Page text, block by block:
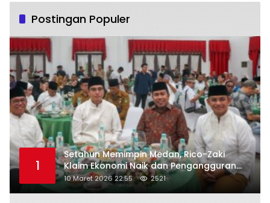
Postingan Populer
1
Setahun Memimpin Medan, Rico-Zaki
Klaim Ekonomi Naik dan Pengangguran
Turun
10 Maret 2026 22:55 2521